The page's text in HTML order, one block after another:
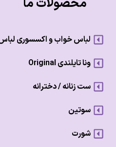
محصولات ما
لباس خواب و اکسسوری لباس زیر
ونا تایلندی Original
ست زنانه / دخترانه
سوتین
شورت